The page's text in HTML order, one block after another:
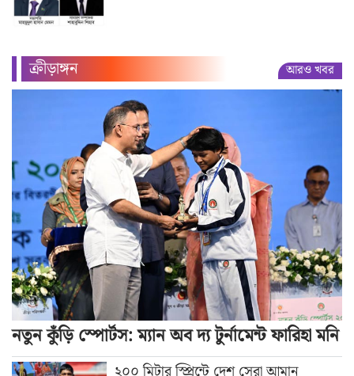
ক্রীড়াঙ্গন আরও খবর
নতুন কুঁড়ি স্পোর্টস: ম্যান অব দ্য টুর্নামেন্ট ফারিহা মনি